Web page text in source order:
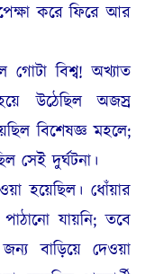
করে ফিরে আর
বিশ্ব! অখ্যাত
উঠেছিল অজস্র
বিশেষজ্ঞ মহলে;
সেই দুর্ঘটনা।
হয়েছিল। ধোঁয়ার
যায়নি; তবে
বাড়িয়ে দেওয়া